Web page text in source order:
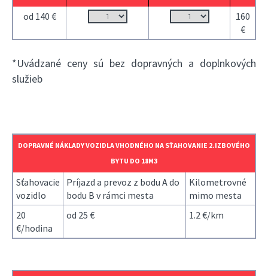
od 140 €
160
€
*Uvádzané ceny sú bez dopravných a doplnkových
služieb
DOPRAVNÉ NÁKLADY VOZIDLA VHODNÉHO NA SŤAHOVANIE 2.IZBOVÉHO
BYTU DO 18M3
Sťahovacie
vozidlo
Príjazd a prevoz z bodu A do
bodu B v rámci mesta
Kilometrovné
mimo mesta
20
€/hodina
od 25 € 1.2 €/km